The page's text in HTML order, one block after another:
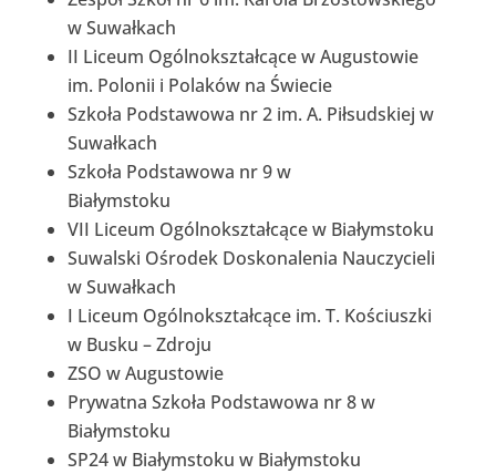
w Suwałkach
II Liceum Ogólnokształcące w Augustowie
im. Polonii i Polaków na Świecie
Szkoła Podstawowa nr 2 im. A. Piłsudskiej w
Suwałkach
Szkoła Podstawowa nr 9 w
Białymstoku
VII Liceum Ogólnokształcące w Białymstoku
Suwalski Ośrodek Doskonalenia Nauczycieli
w Suwałkach
I Liceum Ogólnokształcące im. T. Kościuszki
w Busku – Zdroju
ZSO w Augustowie
Prywatna Szkoła Podstawowa nr 8 w
Białymstoku
SP24 w Białymstoku w Białymstoku